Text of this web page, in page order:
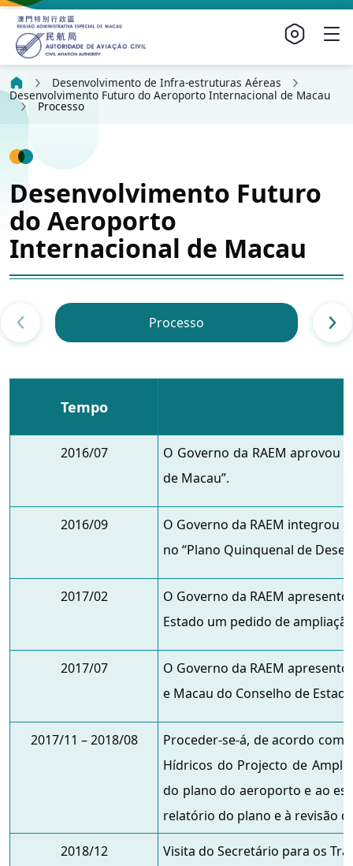
Desenvolvimento de Infra-estruturas Aéreas
Desenvolvimento Futuro do Aeroporto Internacional de Macau
Processo
Desenvolvimento Futuro
do Aeroporto
Internacional de Macau
Processo
Tempo
2016/07
O Governo da RAEM aprovou
de Macau”.
2016/09
O Governo da RAEM integrou
no “Plano Quinquenal de
2017/02
O Governo da RAEM
Estado um pedido de
2017/07
O Governo da RAEM
e Macau do Conselho de
2017/11 – 2018/08
Proceder-se-á, de acordo com
Hídricos do Projecto de
do plano do aeroporto e ao
relatório do plano e à revisão
2018/12
Visita do Secretário para os